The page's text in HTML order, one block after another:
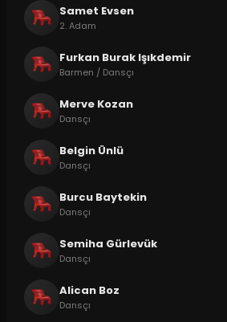
Samet Evsen
2. Adam
Furkan Burak Işıkdemir
Barmen / Dansçı
Merve Kozan
Dansçı
Belgin Ünlü
Dansçı
Burcu Baytekin
Dansçı
Semiha Gürlevük
Dansçı
Alican Boz
Dansçı